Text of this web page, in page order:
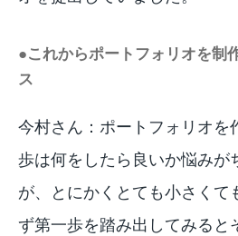
●これからポートフォリオを制
ス
今村さん：ポートフォリオを
歩は何をしたら良いか悩みが
が、とにかくとても小さくて
ず第一歩を踏み出してみると